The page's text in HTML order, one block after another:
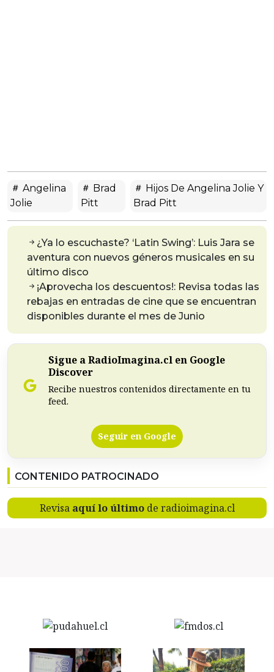
Angelina
Jolie
Brad
Pitt
Hijos De Angelina Jolie Y
Brad Pitt
¿Ya lo escuchaste? ‘Latin Swing’: Luis Jara se
aventura con nuevos géneros musicales en su
último disco
¡Aprovecha los descuentos!: Revisa todas las
rebajas en entradas de cine que se encuentran
disponibles durante el mes de Junio
Sigue a RadioImagina.cl en Google
Discover
Recibe nuestros contenidos directamente en tu
feed.
Seguir en Google
CONTENIDO PATROCINADO
Revisa aquí lo últimode radioimagina.cl